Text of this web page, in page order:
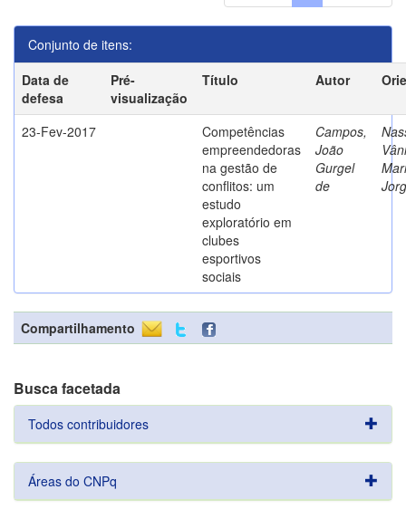
Conjunto de itens:
Data de
defesa
Pré-
visualização
Título Autor
23-Fev-2017
Competências
empreendedoras
na gestão de
conflitos: um
estudo
exploratório em
clubes
esportivos
sociais
Campos,
João
Gurgel
de
Compartilhamento
Busca facetada
Todos contribuidores
Áreas do CNPq